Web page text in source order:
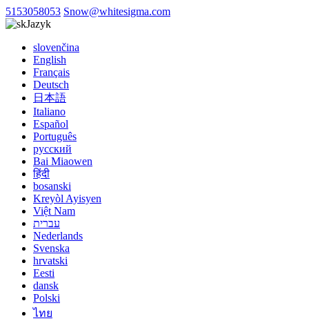
5153058053 Snow@whitesigma.com
Jazyk
slovenčina
English
Français
Deutsch
日本語
Italiano
Español
Português
русский
Bai Miaowen
हिंदी
bosanski
Kreyòl Ayisyen
Việt Nam
עברית
Nederlands
Svenska
hrvatski
Eesti
dansk
Polski
ไทย